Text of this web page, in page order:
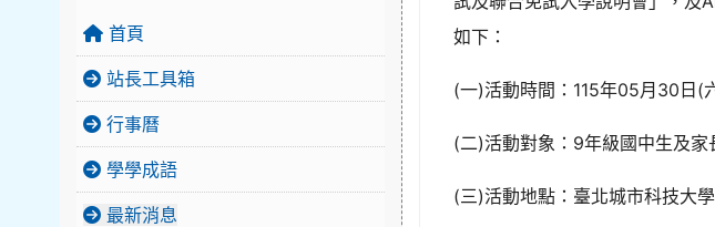
如下：
(一)活動時間：115年05月30日(
(二)活動對象：9年級國中生及家
(三)活動地點：臺北城市科技大
首頁
站長工具箱
行事曆
學學成語
最新消息